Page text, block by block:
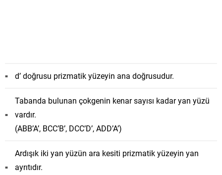
d’ doğrusu prizmatik yüzeyin ana doğrusudur.
Tabanda bulunan çokgenin kenar sayısı kadar yan yüzü
vardır.
(ABB’A’, BCC’B’, DCC’D’, ADD’A’)
Ardışık iki yan yüzün ara kesiti prizmatik yüzeyin yan
ayrıtıdır.